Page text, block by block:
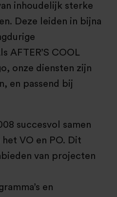
inhoudelijk sterke
Deze leiden in bijna
AFTER’S COOL
onze diensten zijn
en passend bij
succesvol samen
VO en PO. Dit
van projecten
en